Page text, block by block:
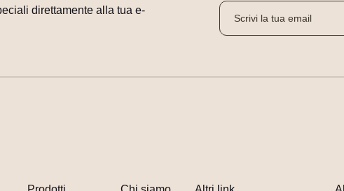
direttamente alla tua e-